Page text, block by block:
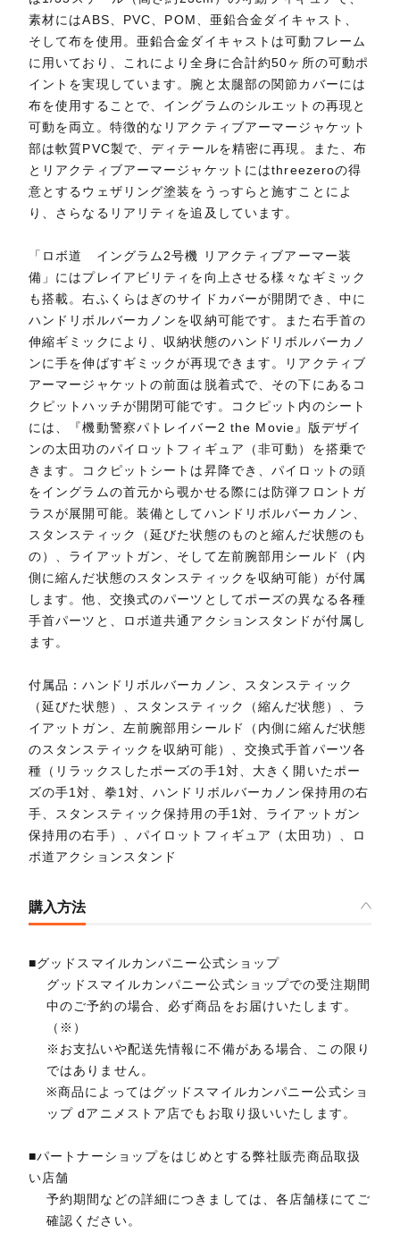
素材にはABS、PVC、POM、亜鉛合金ダイキャスト、
そして布を使用。亜鉛合金ダイキャストは可動フレーム
に用いており、これにより全身に合計約50ヶ所の可動ポ
イントを実現しています。腕と太腿部の関節カバーには
布を使用することで、イングラムのシルエットの再現と
可動を両立。特徴的なリアクティブアーマージャケット
部は軟質PVC製で、ディテールを精密に再現。また、布
とリアクティブアーマージャケットにはthreezeroの得
意とするウェザリング塗装をうっすらと施すことによ
り、さらなるリアリティを追及しています。
「ロボ道 イングラム2号機 リアクティブアーマー装
備」にはプレイアビリティを向上させる様々なギミック
も搭載。右ふくらはぎのサイドカバーが開閉でき、中に
ハンドリボルバーカノンを収納可能です。また右手首の
伸縮ギミックにより、収納状態のハンドリボルバーカノ
ンに手を伸ばすギミックが再現できます。リアクティブ
アーマージャケットの前面は脱着式で、その下にあるコ
クピットハッチが開閉可能です。コクピット内のシート
には、『機動警察パトレイバー2 the Movie』版デザイ
ンの太田功のパイロットフィギュア（非可動）を搭乗で
きます。コクピットシートは昇降でき、パイロットの頭
をイングラムの首元から覗かせる際には防弾フロントガ
ラスが展開可能。装備としてハンドリボルバーカノン、
スタンスティック（延びた状態のものと縮んだ状態のも
の）、ライアットガン、そして左前腕部用シールド（内
側に縮んだ状態のスタンスティックを収納可能）が付属
します。他、交換式のパーツとしてポーズの異なる各種
手首パーツと、ロボ道共通アクションスタンドが付属し
ます。
付属品：ハンドリボルバーカノン、スタンスティック
（延びた状態）、スタンスティック（縮んだ状態）、ラ
イアットガン、左前腕部用シールド（内側に縮んだ状態
のスタンスティックを収納可能）、交換式手首パーツ各
種（リラックスしたポーズの手1対、大きく開いたポー
ズの手1対、拳1対、ハンドリボルバーカノン保持用の右
手、スタンスティック保持用の手1対、ライアットガン
保持用の右手）、パイロットフィギュア（太田功）、ロ
ボ道アクションスタンド
購入方法
■グッドスマイルカンパニー公式ショップ
グッドスマイルカンパニー公式ショップでの受注期間
中のご予約の場合、必ず商品をお届けいたします。
（※）
※お支払いや配送先情報に不備がある場合、この限り
ではありません。
※商品によってはグッドスマイルカンパニー公式ショ
ップ dアニメストア店でもお取り扱いいたします。
■パートナーショップをはじめとする弊社販売商品取扱
い店舗
予約期間などの詳細につきましては、各店舗様にてご
確認ください。